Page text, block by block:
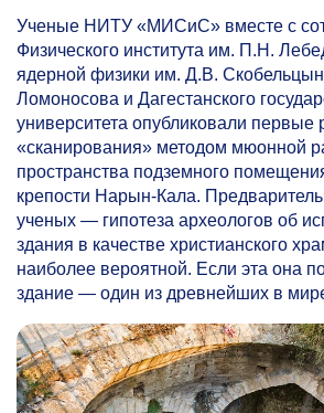
Ученые НИТУ «МИСиС» вместе с
Физического института им. П.Н.
ядерной физики им. Д.В.
Ломоносова и Дагестанского
университета опубликовали первые
«сканирования» методом мюонной
пространства подземного
крепости Нарын-Кала.
ученых — гипотеза археологов об
здания в качестве христианского
наиболее вероятной. Если эта она
здание — один из древнейших в